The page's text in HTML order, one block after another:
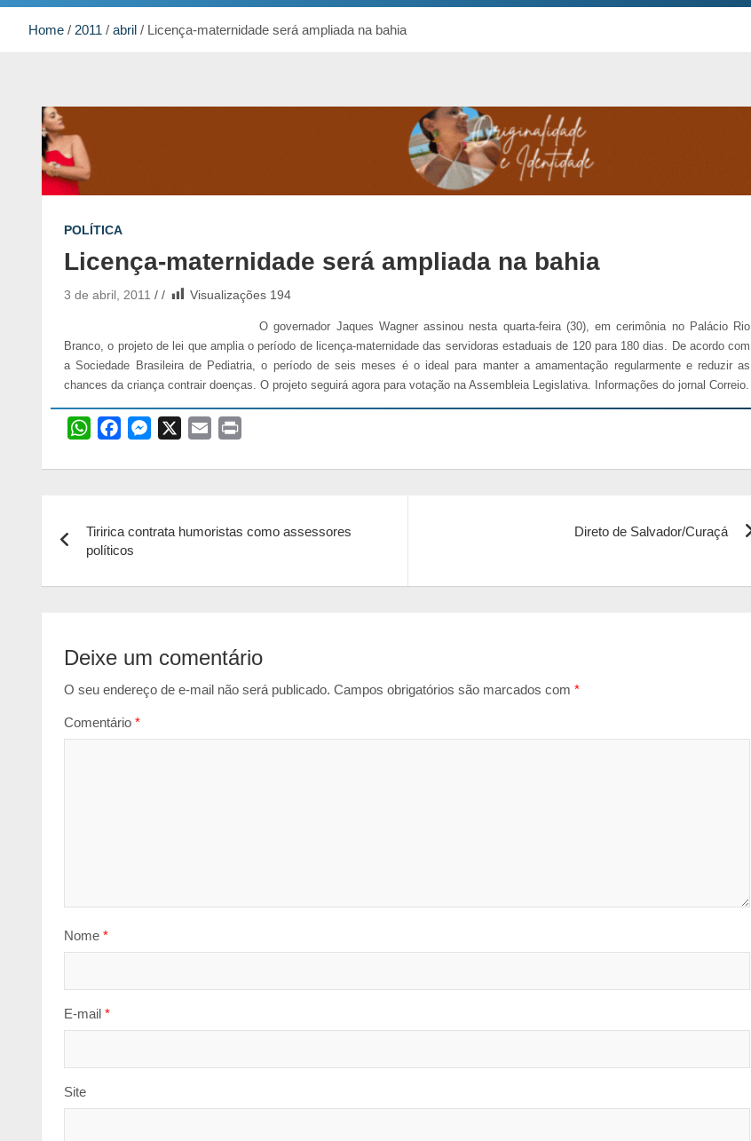
Home 2011 abril Licença-maternidade será ampliada na bahia
POLÍTICA
Licença-maternidade será ampliada na bahia
3 de abril, 2011 Visualizações 194
O governador Jaques Wagner assinou nesta quarta-feira (30), em cerimônia no Palácio Rio
Branco, o projeto de lei que amplia o período de licença-maternidade das servidoras estaduais de 120 para 180 dias. De acordo com
a Sociedade Brasileira de Pediatria, o período de seis meses é o ideal para manter a amamentação regularmente e reduzir as
chances da criança contrair doenças. O projeto seguirá agora para votação na Assembleia Legislativa. Informações do jornal Correio.
W
a
p
c
k
s
e
a
i
de
Post
Tiririca contrata humoristas como assessores
políticos
Direto de Salvador/Curaçá
Deixe um comentário
O seu endereço de e-mail não será publicado. Campos obrigatórios são marcados com *
Comentário *
Nome *
E-mail *
Site